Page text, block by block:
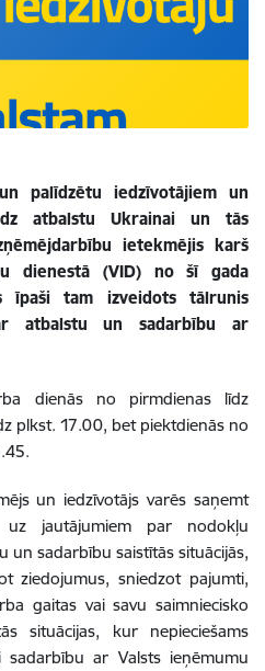
palīdzētu iedzīvotājiem un
atbalstu Ukrainai un tās
ietekmējis karš
dienestā (VID) no šī gada
īpaši tam izveidots tālrunis
atbalstu un sadarbību ar
dienās no pirmdienas līdz
plkst. 17.00, bet piektdienās no
un iedzīvotājs varēs saņemt
jautājumiem par nodokļu
un sadarbību saistītās situācijās,
ziedojumus, sniedzot pajumti,
gaitas vai savu saimniecisko
situācijas, kur nepieciešams
ar Valsts ieņēmumu